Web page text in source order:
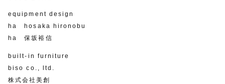
equipment design
ha hosaka hironobu
ha 保坂裕信
built-in furniture
biso co., ltd.
株式会社美創